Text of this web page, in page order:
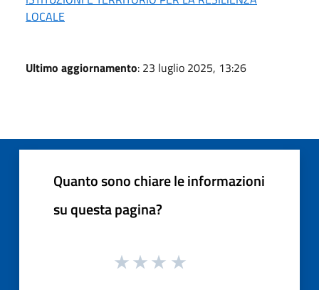
LOCALE
Ultimo aggiornamento: 23 luglio 2025, 13:26
Quanto sono chiare le informazioni
su questa pagina?